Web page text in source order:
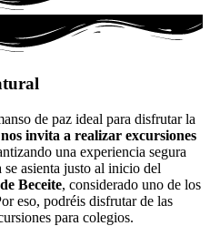
de paz ideal para disfrutar la
invita a realizar excursiones
una experiencia segura
asienta justo al inicio del
Beceite, considerado uno de los
eso, podréis disfrutar de las
para colegios.